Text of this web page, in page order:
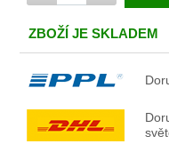
ZBOŽÍ JE SKLADEM